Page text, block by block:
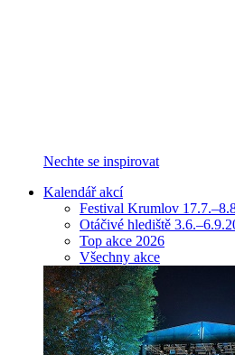
Nechte se inspirovat
Kalendář akcí
Festival Krumlov
Otáčivé hlediště
Top akce 2026
Všechny akce